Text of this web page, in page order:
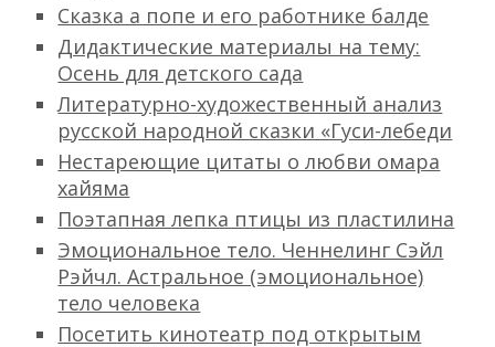
Сказка а попе и его работнике балде
Дидактические материалы на тему:
Осень для детского сада
Литературно-художественный анализ
русской народной сказки «Гуси-лебеди
Нестареющие цитаты о любви омара
хайяма
Поэтапная лепка птицы из пластилина
Эмоциональное тело. Ченнелинг Сэйл
Рэйчл. Астральное (эмоциональное)
тело человека
Посетить кинотеатр под открытым